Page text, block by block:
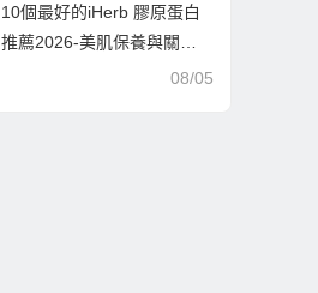
10個最好的iHerb 膠原蛋白
推薦2026-美肌保養與關節
保健的終極指南，10款人氣
08/05